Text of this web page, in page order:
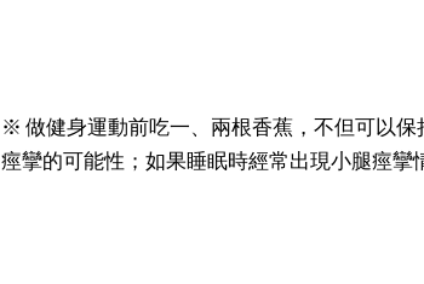
※ 做健身運動前吃一、兩根香蕉，不但可以
痙攣的可能性；如果睡眠時經常出現小腿痙攣